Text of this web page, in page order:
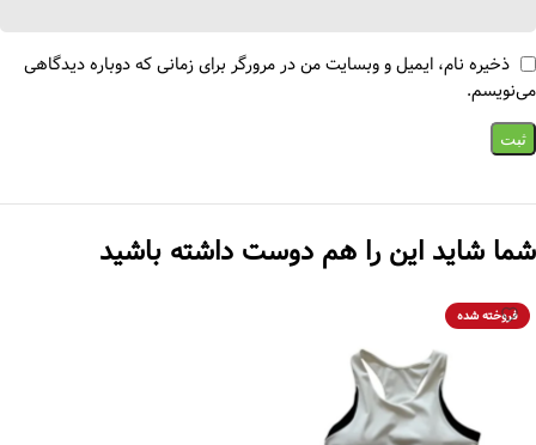
ذخیره نام، ایمیل و وبسایت من در مرورگر برای زمانی که دوباره دیدگاهی
می‌نویسم.
شما شاید این را هم دوست داشته باشید
فروخته شده